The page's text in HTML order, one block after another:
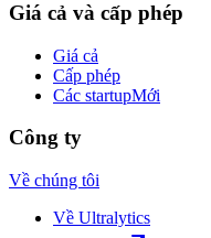
Giá cả và cấp phép
Giá cả
Cấp phép
Các startupMới
Công ty
Về chúng tôi
Về Ultralytics